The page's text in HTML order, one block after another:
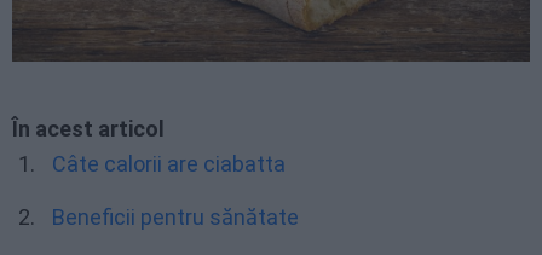
În acest articol
Câte calorii are ciabatta
Beneficii pentru sănătate